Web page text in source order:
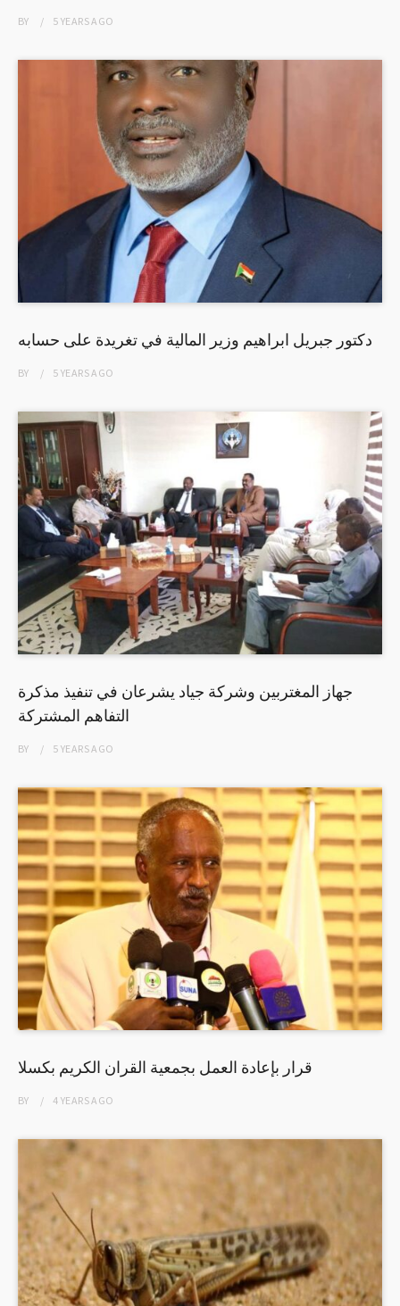
BY 5 YEARSAGO
دكتور جبريل ابراهيم وزير المالية في تغريدة على حسابه
BY 5 YEARSAGO
جهاز المغتربين وشركة جياد يشرعان في تنفيذ مذكرة
التفاهم المشتركة
BY 5 YEARSAGO
قرار بإعادة العمل بجمعية القران الكريم بكسلا
BY 4 YEARSAGO